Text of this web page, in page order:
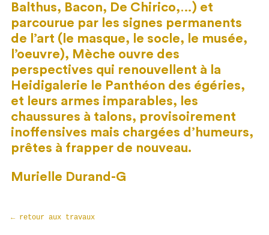
Balthus, Bacon, De Chirico,…) et
parcourue par les signes permanents
de l’art (le masque, le socle, le musée,
l’oeuvre), Mèche ouvre des
perspectives qui renouvellent à la
Heidigalerie le Panthéon des égéries,
et leurs armes imparables, les
chaussures à talons, provisoirement
inoffensives mais chargées d’humeurs,
prêtes à frapper de nouveau.
Murielle Durand-G
← retour aux travaux